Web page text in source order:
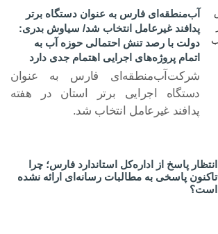
آب‌منطقه‌ای فارس به عنوان دستگاه برتر
پدافند غیرعامل انتخاب شد/ سیاوش بدری:
دولت با رصد تنش احتمالی حوزه آب به
اتمام پروژه‌های اجرایی اهتمام جدی دارد
شرکت‌آب‌منطقه‌ای فارس به عنوان
دستگاه اجرایی برتر استان در هفته
پدافند ‌غیر‌عامل انتخاب شد.
انتظار پاسخ از اداره‌کل استاندارد فارس؛ چرا
تاکنون پاسخی به مطالبات رسانه‌ای ارائه نشده
است؟